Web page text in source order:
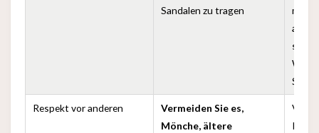
Sandalen zu tragen
man
auf
sich
Respekt vor anderen
Vermeiden Sie es,
Mönche, ältere